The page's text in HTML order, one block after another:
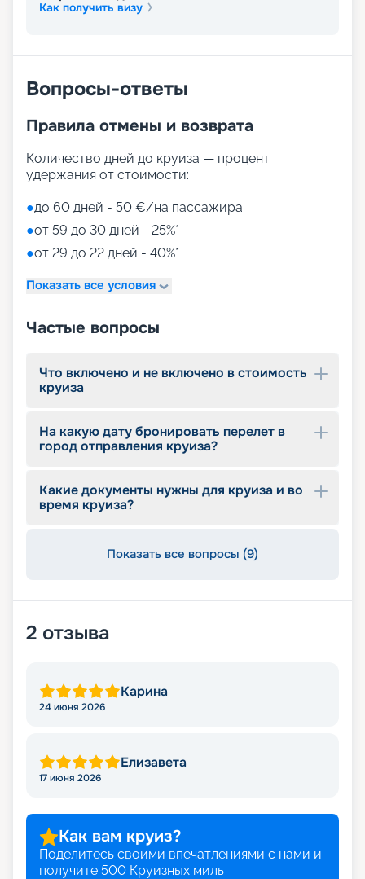
Как получить визу
Вопросы-ответы
Правила отмены и возврата
Количество дней до круиза — процент
удержания от стоимости:
●до 60 дней - 50 €/на пассажира
●от 59 до 30 дней - 25%*
●от 29 до 22 дней - 40%*
Показать все условия
Частые вопросы
Что включено и не включено в стоимость
круиза
На какую дату бронировать перелет в
город отправления круиза?
Какие документы нужны для круиза и во
время круиза?
Показать все вопросы (9)
2 отзыва
Карина
24 июня 2026
Елизавета
17 июня 2026
Как вам круиз?
Поделитесь своими впечатлениями с нами и
получите 500 Круизных миль